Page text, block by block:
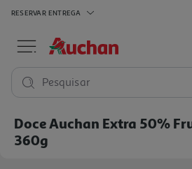
RESERVAR ENTREGA
Pesquisar
Doce Auchan Extra 50%
360g